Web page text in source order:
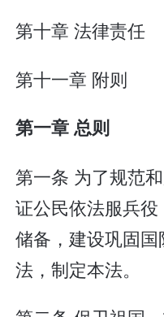
第十章 法律责任
第十一章 附则
第一章 总则
第一条 为了规范
证公民依法服兵
储备，建设巩固
法，制定本法。